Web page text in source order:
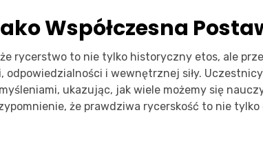
Współczesna
rycerstwo to nie tylko historyczny etos, ale
odpowiedzialności i wewnętrznej siły.
ukazując, jak wiele możemy się
że prawdziwa rycerskość to nie tylko